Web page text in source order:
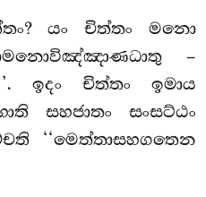
යං චිත්තං මනො
–
ඉදං චිත්තං ඉමාය
සහජාතං සංසට්ඨං
‘‘මෙත්තාසහගතෙන